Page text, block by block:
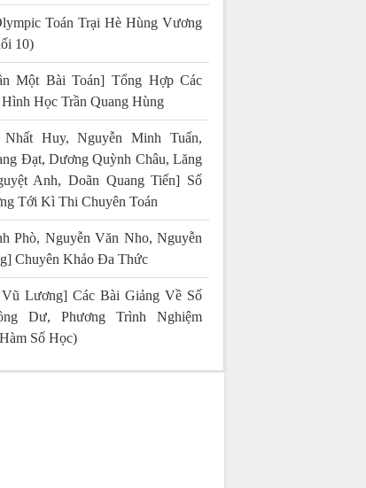
Toán Trại Hè Hùng Vương
10)
Một Bài Toán] Tổng Hợp Các
Học Trần Quang Hùng
Nhất Huy, Nguyễn Minh Tuấn,
Đạt, Dương Quỳnh Châu, Lăng
Anh, Doãn Quang Tiến] Số
Tới Kì Thi Chuyên Toán
Phò, Nguyễn Văn Nho, Nguyễn
Chuyên Khảo Đa Thức
Lương] Các Bài Giảng Về Số
Dư, Phương Trình Nghiệm
Số Học)